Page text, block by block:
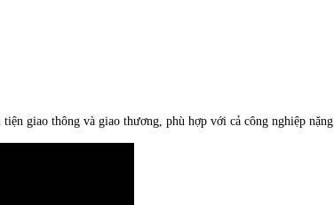
giao thông và giao thương, phù hợp với cả công nghiệp nặng.